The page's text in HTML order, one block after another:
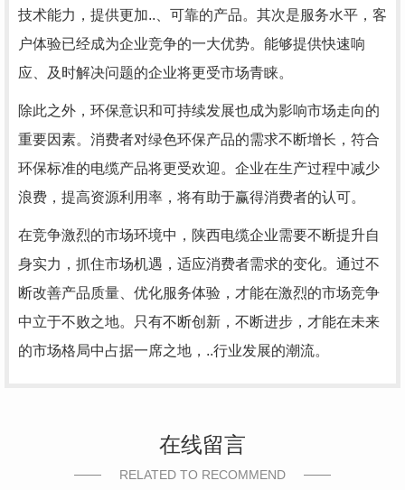
技术能力，提供更加..、可靠的产品。其次是服务水平，客
户体验已经成为企业竞争的一大优势。能够提供快速响
应、及时解决问题的企业将更受市场青睐。
除此之外，环保意识和可持续发展也成为影响市场走向的
重要因素。消费者对绿色环保产品的需求不断增长，符合
环保标准的电缆产品将更受欢迎。企业在生产过程中减少
浪费，提高资源利用率，将有助于赢得消费者的认可。
在竞争激烈的市场环境中，陕西电缆企业需要不断提升自
身实力，抓住市场机遇，适应消费者需求的变化。通过不
断改善产品质量、优化服务体验，才能在激烈的市场竞争
中立于不败之地。只有不断创新，不断进步，才能在未来
的市场格局中占据一席之地，..行业发展的潮流。
在线留言
RELATED TO RECOMMEND